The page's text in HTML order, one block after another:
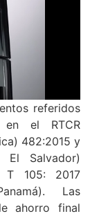
referidos
en el RTCR
482:2015 y
El Salvador)
T 105: 2017
Las
ahorro final